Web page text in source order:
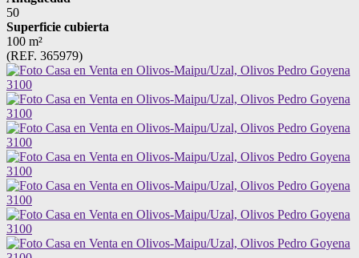
50
Superficie cubierta
100 m²
(REF. 365979)